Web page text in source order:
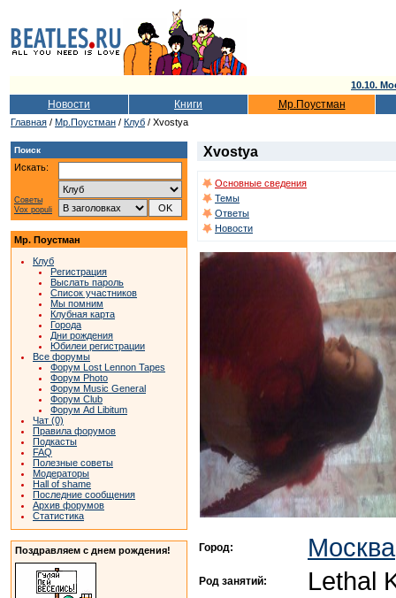
10.10.
Новости Книги Мр.Поустман
Главная / Мр.Поустман / Клуб / Xvostya
Поиск
Искать:
Советы
Vox populi
Мр. Поустман
Клуб
Регистрация
Выслать пароль
Список участников
Мы помним
Клубная карта
Города
Дни рождения
Юбилеи регистрации
Все форумы
Форум Lost Lennon Tapes
Форум Photo
Форум Music General
Форум Club
Форум Ad Libitum
Чат (0)
Правила форумов
Подкасты
FAQ
Полезные советы
Модераторы
Hall of shame
Последние сообщения
Архив форумов
Статистика
Поздравляем с днем рождения!
Xvostya
Основные сведения
Темы
Ответы
Новости
Город: Москва
Род занятий: Lethal